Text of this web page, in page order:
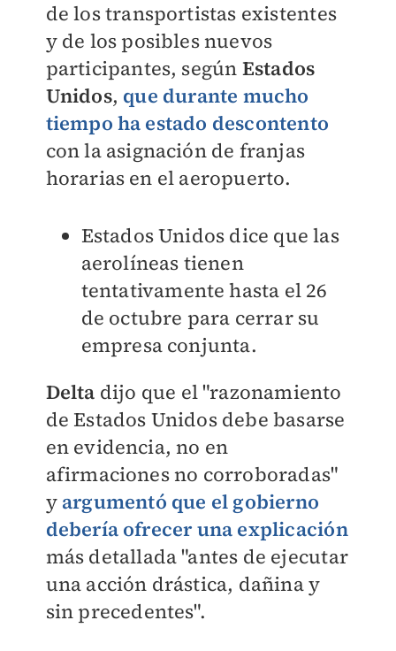
de los transportistas existentes
y de los posibles nuevos
participantes, según Estados
Unidos, que durante mucho
tiempo ha estado descontento
con la asignación de franjas
horarias en el aeropuerto.
Estados Unidos dice que las
aerolíneas tienen
tentativamente hasta el 26
de octubre para cerrar su
empresa conjunta.
Delta dijo que el "razonamiento
de Estados Unidos debe basarse
en evidencia, no en
afirmaciones no corroboradas"
y argumentó que el gobierno
debería ofrecer una explicación
más detallada "antes de ejecutar
una acción drástica, dañina y
sin precedentes".